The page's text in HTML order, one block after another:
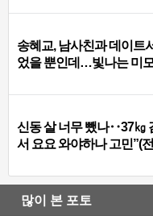
송혜교, 남사친과 데이트
었을 뿐인데…빛나는 미
신동 살 너무 뺐나‥37㎏
서 요요 와야하나 고민”(
많이 본 포토